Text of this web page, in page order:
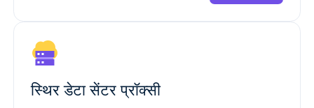
स्थिर डेटा सेंटर प्रॉक्सी